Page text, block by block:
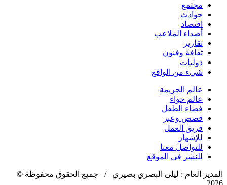
مجتمع
حوادث
اقتصاد
أصداء الملاعب
تقارير
ثقافة وفنون
دوليات
شيء من الواقع
عالم الجريمة
عالم حواء
فضاء الطفل
قصص وعبر
فريق العمل
للإشهار
للتواصل معنا
للنشر في الموقع
المدير العام : ليلى البصري بصيري / جميع الحقوق محفوظة ©
2026